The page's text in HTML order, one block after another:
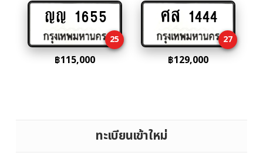
Add
cart
ญญ 1655
25
฿115,000
Add
cart
ศส 1444
27
฿129,000
ทะเบียนเข้าใหม่